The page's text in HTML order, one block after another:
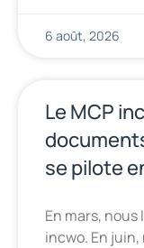
6 août, 2026
Le MCP
se pilote
En mars,
incwo. En